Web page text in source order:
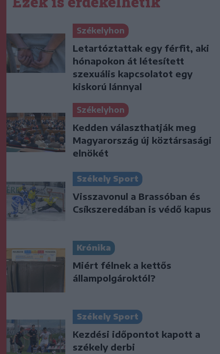
Székelyhon
Letartóztattak egy férfit, aki
hónapokon át létesített
szexuális kapcsolatot egy
kiskorú lánnyal
Székelyhon
Kedden választhatják meg
Magyarország új köztársasági
elnökét
Székely Sport
Visszavonul a Brassóban és
Csíkszeredában is védő kapus
Krónika
Miért félnek a kettős
állampolgároktól?
Székely Sport
Kezdési időpontot kapott a
székely derbi